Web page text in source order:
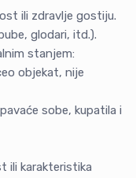
ili zdravlje gostiju.
glodari, itd.).
stanjem:
objekat, nije
sobe, kupatila i
ili karakteristika